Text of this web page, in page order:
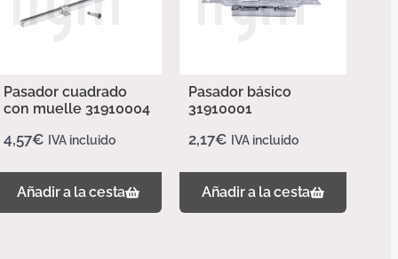
Pasador cuadrado
con muelle 31910004
4,57€ IVA incluido
Añadir a la cesta
Pasador básico
31910001
2,17€ IVA incluido
Añadir a la cesta